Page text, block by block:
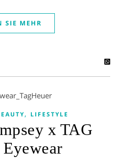
SIE MEHR
, LIFESTYLE
x TAG